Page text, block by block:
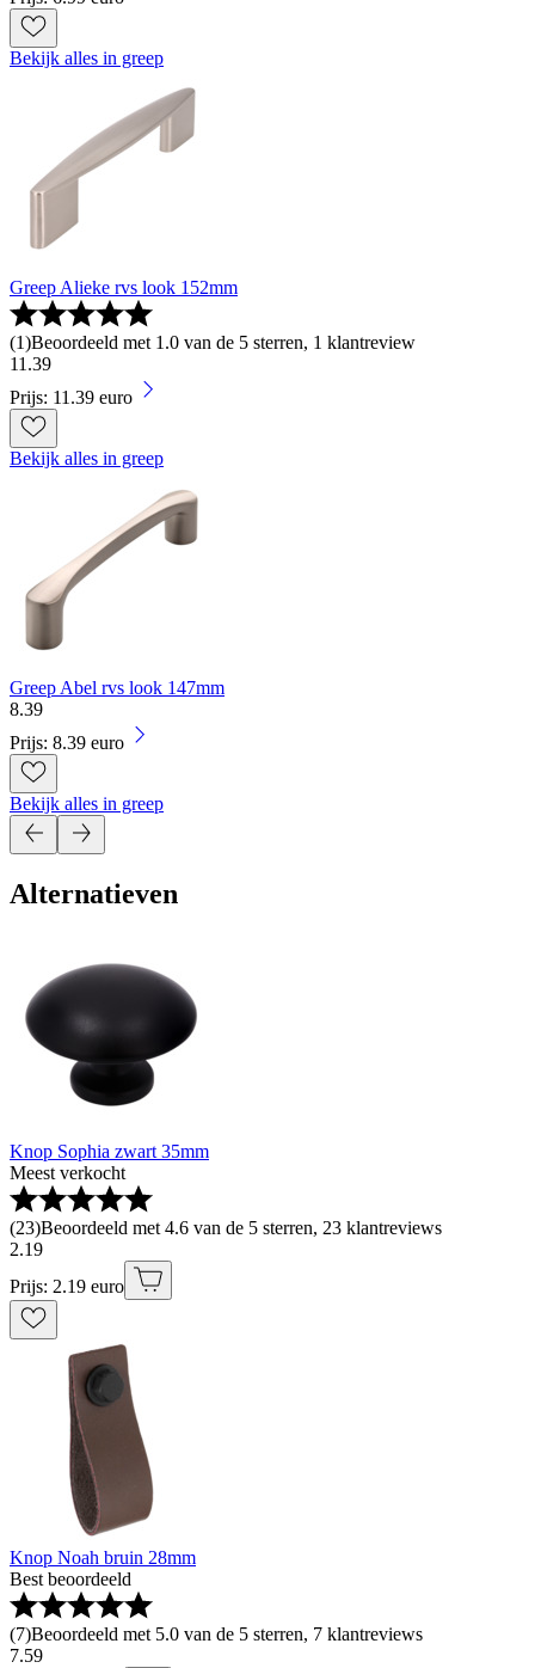
Bekijk alles in greep
Greep Alieke rvs look 152mm
(1)Beoordeeld met 1.0 van de 5 sterren, 1 klantreview
11 .39
Prijs: 11.39 euro
Bekijk alles in greep
Greep Abel rvs look 147mm
8.39
Prijs: 8.39 euro
Bekijk alles in greep
Alternatieven
Knop Sophia zwart 35mm
Meest verkocht
(23)Beoordeeld met 4.6 van de 5 sterren, 23 klantreviews
2.19
Prijs: 2.19 euro
Knop Noah bruin 28mm
Best beoordeeld
(7)Beoordeeld met 5.0 van de 5 sterren, 7 klantreviews
7.59